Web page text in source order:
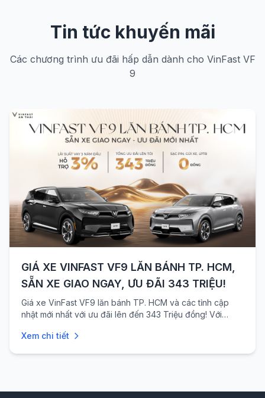
Tin tức khuyến mãi
Các chương trình ưu đãi hấp dẫn dành cho VinFast VF
9
GIÁ XE VINFAST VF9 LĂN BÁNH TP. HCM,
SẴN XE GIAO NGAY, ƯU ĐÃI 343 TRIỆU!
Giá xe VinFast VF9 lăn bánh TP. HCM và các tỉnh cập
nhật mới nhất với ưu đãi lên đến 343 Triệu đồng! Với
xe VinFast VF9 tháng này sẽ được giảm trực tiếp đến 223
Xem chi tiết